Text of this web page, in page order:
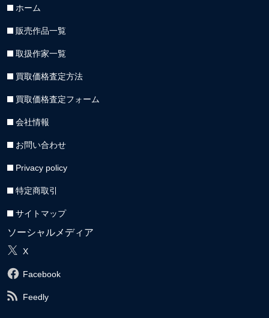
ホーム
販売作品一覧
取扱作家一覧
買取価格査定方法
買取価格査定フォーム
会社情報
お問い合わせ
Privacy policy
特定商取引
サイトマップ
ソーシャルメディア
X
Facebook
Feedly